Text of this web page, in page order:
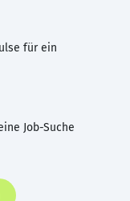
für ein
Job-Suche